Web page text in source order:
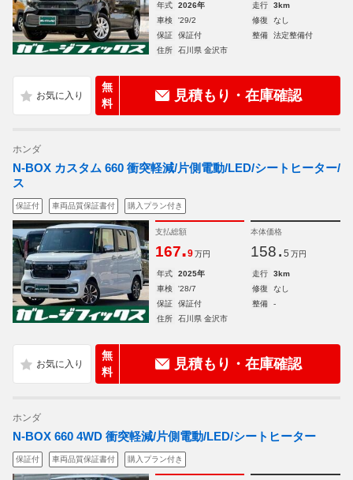
年式 2026年 走行
3km
車検
'29/2 修復
なし
保証
保証付 整備
法定整備付
住所
石川県 金沢市
無
料
見積もり・在庫確認
ホンダ
N-BOX カスタム 660 衝突軽減/片側電動/LED/シートヒーター/
ス
保証付 車両品質保証書付 購入プラン付き
支払総額
167.9 万円
本体価格
158. 5 万円
年式 2025年 走行
3km
車検
'28/7 修復
なし
保証
保証付 整備
-
住所
石川県 金沢市
無
料
見積もり・在庫確認
ホンダ
N-BOX 660 4WD 衝突軽減/片側電動/LED/シートヒーター
保証付 車両品質保証書付 購入プラン付き